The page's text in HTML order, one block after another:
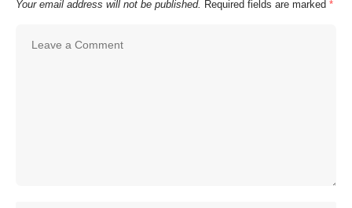
Your email address will not be published. Required fields are marked *